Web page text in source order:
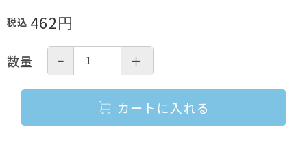
税込 462円
数量 − ＋
カートに入れる